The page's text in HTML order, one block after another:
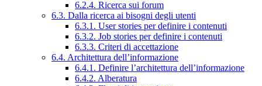
6.2.4. Ricerca sui forum
6.3. Dalla ricerca ai bisogni degli utenti
6.3.1. User stories per definire i contenuti
6.3.2. Job stories per definire i contenuti
6.3.3. Criteri di accettazione
6.4. Architettura dell’informazione
6.4.1. Definire l’architettura dell’informazione
6.4.2. Alberatura